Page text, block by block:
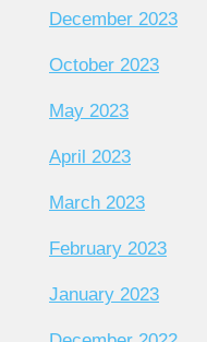
December 2023
October 2023
May 2023
April 2023
March 2023
February 2023
January 2023